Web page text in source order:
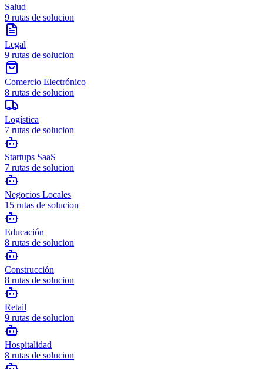
Salud
9 rutas de solucion
Legal
9 rutas de solucion
Comercio Electrónico
8 rutas de solucion
Logística
7 rutas de solucion
Startups SaaS
7 rutas de solucion
Negocios Locales
15 rutas de solucion
Educación
8 rutas de solucion
Construcción
8 rutas de solucion
Retail
9 rutas de solucion
Hospitalidad
8 rutas de solucion